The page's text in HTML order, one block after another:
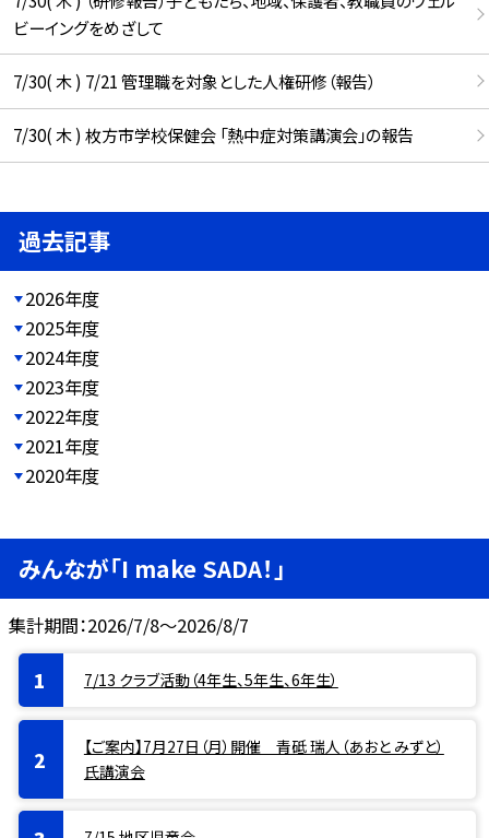
ビーイングをめざして
7/30( 木 ) 7/21 管理職を対象とした人権研修（報告）
7/30( 木 ) 枚方市学校保健会 「熱中症対策講演会」の報告
過去記事
2026年度
2025年度
2024年度
2023年度
2022年度
2021年度
2020年度
みんなが「I make SADA！」
集計期間：2026/7/8～2026/8/7
7/13 クラブ活動（4年生、5年生、6年生）
【ご案内】7月27日（月）開催 青砥 瑞人（あおと みずと）
氏講演会